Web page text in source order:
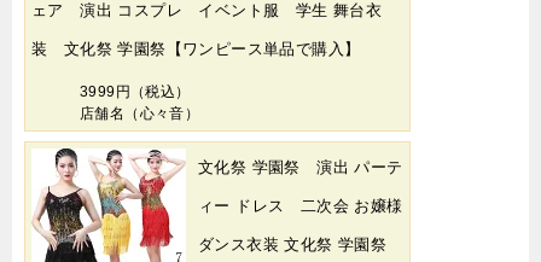
ェア 演出 コスプレ イベント服 学生 舞台衣
装 文化祭 学園祭【ワンピース単品で購入】
3999円（税込）
店舗名（心々音）
文化祭 学園祭 演出 パーテ
ィー ドレス 二次会 お嬢様
ダンス衣装 文化祭 学園祭